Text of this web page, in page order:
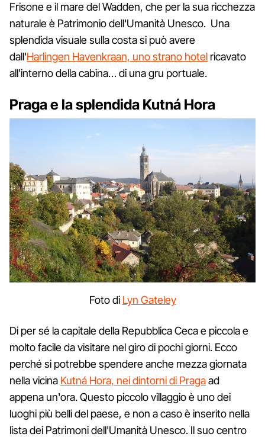
Frisone e il mare del Wadden, che per la sua ricchezza
naturale è Patrimonio dell'Umanità Unesco. Una
splendida visuale sulla costa si può avere
dall'Harlingen Havenkraan, uno strano hotel ricavato
all'interno della cabina… di una gru portuale.
Praga e la splendida Kutná Hora
Foto di Lyn Gateley
Di per sé la capitale della Repubblica Ceca e piccola e
molto facile da visitare nel giro di pochi giorni. Ecco
perché si potrebbe spendere anche mezza giornata
nella vicina Kutná Hora, nei dintorni di Pragaad
appena un'ora. Questo piccolo villaggio è uno dei
luoghi più belli del paese, e non a caso è inserito nella
lista dei Patrimoni dell'Umanità Unesco. Il suo centro